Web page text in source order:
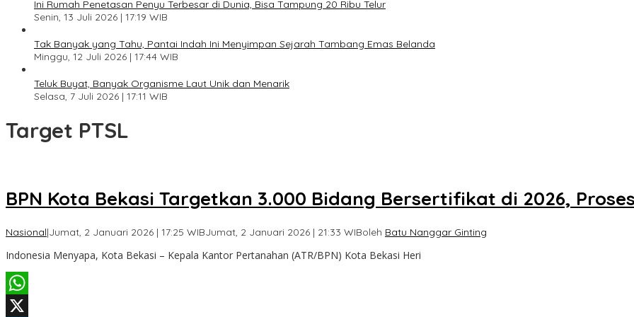
Ini Rumah Penetasan Penyu Terbesar di Dunia, Bisa Tampung 20 Ribu Telur
Senin, 13 Juli 2026 | 17:19 WIB
Tak Banyak yang Tahu, Pantai Indah Ini Menyimpan Sejarah Tambang Emas Belanda
Minggu, 12 Juli 2026 | 17:44 WIB
Teluk Buyat, Banyak Organisme Laut Unik dan Menarik
Selasa, 7 Juli 2026 | 17:11 WIB
Target PTSL
BPN Kota Bekasi Targetkan 3.000 Bidang Bersertifikat di 2026,
Nasional|Jumat, 2 Januari 2026 | 17:25 WIBJumat, 2 Januari 2026 | 21:33 WIBoleh Batu Nanggar Ginting
Indonesia Menyapa, Kota Bekasi – Kepala Kantor Pertanahan (ATR/BPN) Kota Bekasi Heri
WhatsApp